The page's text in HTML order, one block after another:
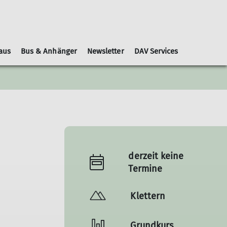
Gruppen Nachrichtenblätter
Geschäftsordnung
Schwierigkeitsbewertungen
Kooperationspartner
Bus & Anhänger Newsletter DAV Services
derzeit keine
Termine
Klettern